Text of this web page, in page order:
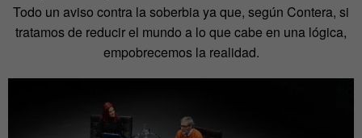
Todo un aviso contra la soberbia ya que, según Contera, si
tratamos de reducir el mundo a lo que cabe en una lógica,
empobrecemos la realidad.